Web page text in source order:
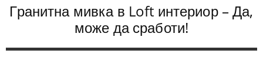
Гранитна мивка в Loft интериор – Да,
може да сработи!